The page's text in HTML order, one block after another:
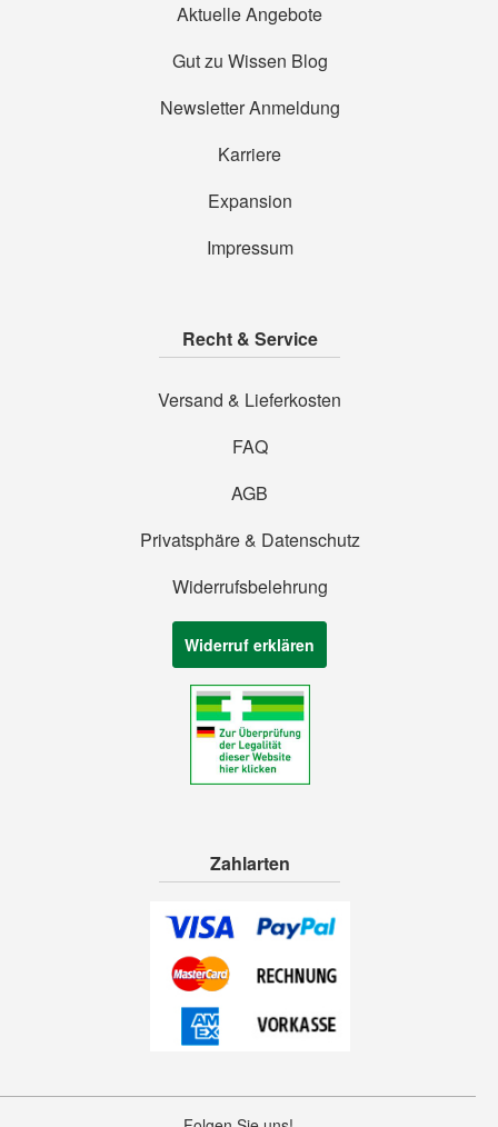
Aktuelle Angebote
Gut zu Wissen Blog
Newsletter Anmeldung
Karriere
Expansion
Impressum
Recht & Service
Versand & Lieferkosten
FAQ
AGB
Privatsphäre & Datenschutz
Widerrufsbelehrung
Widerruf erklären
Zahlarten